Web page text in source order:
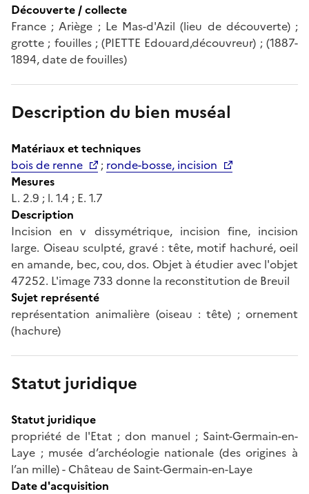
Découverte / collecte
France ; Ariège ; Le Mas-d'Azil (lieu de découverte) ;
grotte ; fouilles ; (PIETTE Edouard,découvreur) ; (1887-
1894, date de fouilles)
Description du bien muséal
Matériaux et techniques
bois de renne
; ronde-bosse, incision
Mesures
L. 2.9 ; l. 1.4 ; E. 1.7
Description
Incision en v dissymétrique, incision fine, incision
large. Oiseau sculpté, gravé : tête, motif hachuré, oeil
en amande, bec, cou, dos. Objet à étudier avec l'objet
47252. L'image 733 donne la reconstitution de Breuil
Sujet représenté
représentation animalière (oiseau : tête) ; ornement
(hachure)
Statut juridique
Statut juridique
propriété de l'Etat ; don manuel ; Saint-Germain-en-
Laye ; musée d’archéologie nationale (des origines à
l’an mille) - Château de Saint-Germain-en-Laye
Date d'acquisition